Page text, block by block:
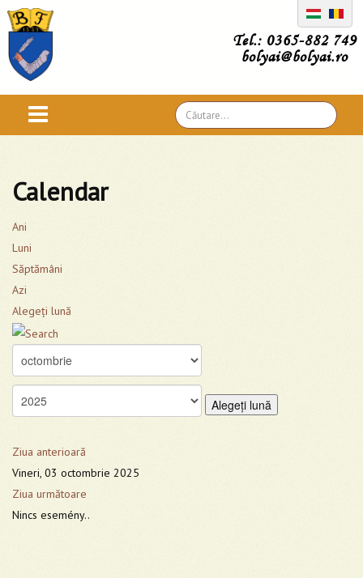
Tel.: 0365-882 749
bolyai@bolyai.ro
Căutare
...
Calendar
Ani
Luni
Săptămâni
Azi
Alegeţi lună
Alegeţi lună
Ziua anterioară
Vineri, 03 octombrie 2025
Ziua următoare
Nincs esemény..